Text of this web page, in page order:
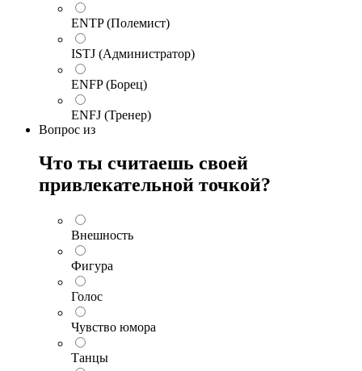
ENTP (Полемист)
ISTJ (Администратор)
ENFP (Борец)
ENFJ (Тренер)
Вопрос из
Что ты считаешь своей
привлекательной точкой?
Внешность
Фигура
Голос
Чувство юмора
Танцы